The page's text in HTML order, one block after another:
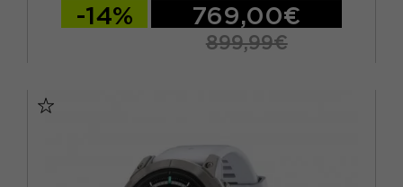
-14% 769,00€
899,99€